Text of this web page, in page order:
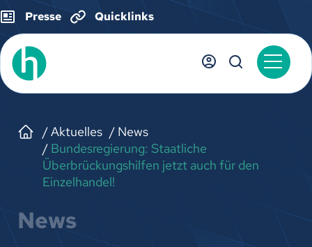
Presse Quicklinks
Aktuelles
News
Bundesregierung: Staatliche
Überbrückungshilfen jetzt auch für den
Einzelhandel!
News